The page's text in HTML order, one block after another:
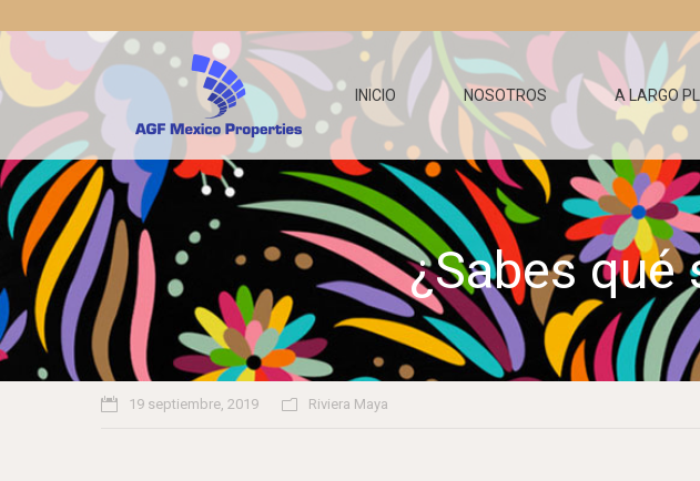
INICIO NOSOTROS A LARGO
¿Sabes qué
19 septiembre, 2019 Riviera Maya